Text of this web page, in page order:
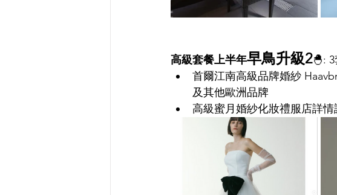
高級套餐上半年早鳥升級2🐣: 3
首爾江南高級品牌婚紗
及其他歐洲品牌
高級蜜月婚紗化妝禮服店詳情